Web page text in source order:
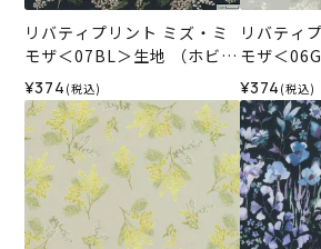
リバティプリント ミズ・ミ
モザ＜07BL＞生地 （ホビー
ラホビーレオリジナル）202
6SS
¥374 (税込)
リバティ
モザ＜
ーラホビ
026SS
¥374 (税込)